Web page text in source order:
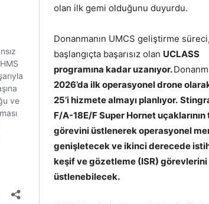
olan ilk gemi olduğunu duyurdu.
Donanmanın UMCS geliştirme süreci,
başlangıçta başarısız olan UCLASS
programına kadar uzanıyor.
2026’da ilk operasyonel drone
25’i hizmete almayı planlıyor.
F/A-18E/F Super Hornet
görevini üstlenerek operasyonel
genişletecek ve ikinci derecede
keşif ve gözetleme (ISR) görevlerini
üstlenebilecek.